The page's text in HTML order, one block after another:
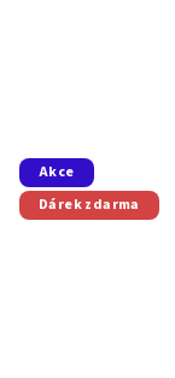
Akce
Dárek zdarma